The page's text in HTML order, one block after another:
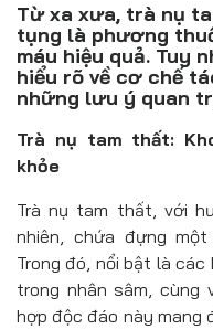
Doanh nghiệp – Doanh
Đồ uống
Khoa giáo
Multimedia
Từ xa xưa, trà nụ
tụng là phương
máu hiệu quả. Tuy
hiểu rõ về cơ chế
những lưu ý quan
Trà nụ tam thất:
khỏe
Trà nụ tam thất, với
nhiên, chứa đựng
Trong đó, nổi bật là
trong nhân sâm, cùng
hợp độc đáo này mang